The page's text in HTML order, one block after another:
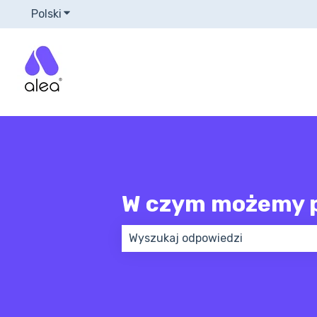
Polski Pokaż podmenu do tłumaczenia
W czym możemy